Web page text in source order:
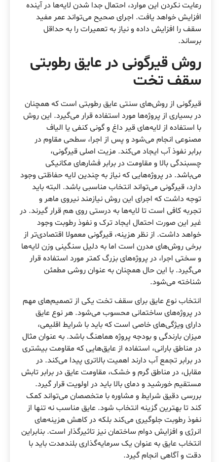
رعایت نکردن این موارد، احتمال جدا شدن لایه‌ها در آینده
افزایش خواهد یافت. اجرای صحیح می‌تواند عمر مفید
سقف را افزایش داده و نیاز به تعمیرات را به حداقل
برساند.
روش قیرگونی در عایق‌ رطوبتی
سقف تخت
قیرگونی از روش‌های سنتی عایق‌ رطوبتی است که همچنان
در بسیاری از پروژه‌ها مورد استفاده قرار می‌گیرد. این روش
با استفاده از لایه‌های قیر داغ و گونی کنفی یا الیاف
مصنوعی انجام می‌شود و پس از اجرا، سطحی مقاوم در
برابر نفوذ آب ایجاد می‌کند. مزیت اصلی قیرگونی،
چسبندگی بالا و مقاومت در برابر فشارهای مکانیکی
می‌باشد. در پروژه‌هایی که نیاز به چندین لایه حفاظتی وجود
دارد، قیرگونی می‌تواند انتخاب مناسبی باشد. البته باید
توجه داشت که اجرای این روش نیازمند نیروی ماهر و
تجربه کافی است تا لایه‌ها به درستی روی هم قرار گیرند. در
غیر این صورت احتمال ایجاد ترک و نفوذ رطوبت وجود
خواهد داشت. از نظر هزینه، قیرگونی معمولا اقتصادی‌تر از
برخی روش‌های مدرن است اما به دلیل سنگینی وزن لایه‌ها
و سختی اجرا، در پروژه‌های بزرگ کمتر مورد استفاده قرار
می‌گیرد. با این حال همچنان به عنوان روشی مطمئن
شناخته می‌شود.
انتخاب نوع عایق برای سقف تخت یکی از تصمیم‌های مهم
در پروژه‌های ساختمانی محسوب می‌شود. هر نوع عایق
دارای ویژگی‌های خاصی است که باید با شرایط اقلیمی،
میزان بارندگی و بودجه پروژه هماهنگ باشد. به عنوان مثال
در مناطق بارانی، استفاده از عایق‌هایی که مقاومت بیشتری
در برابر تجمع آب دارند اهمیت بالاتری پیدا می‌کند. در
مقابل، در مناطق گرم و خشک، مقاومت عایق در برابر تابش
مستقیم خورشید و دمای بالا باید در اولویت قرار گیرد.
بررسی دقیق شرایط و مشاوره با متخصصان می‌تواند کمک
کند تا بهترین گزینه انتخاب شود. عایق مناسب نه تنها از
نفوذ رطوبت جلوگیری می‌کند بلکه در کاهش هزینه‌های
انرژی و افزایش دوام ساختمان نیز تاثیرگذار است. بنابراین
انتخاب عایق به عنوان یک سرمایه‌گذاری بلندمدت باید با
دقت و آگاهی انجام گیرد.